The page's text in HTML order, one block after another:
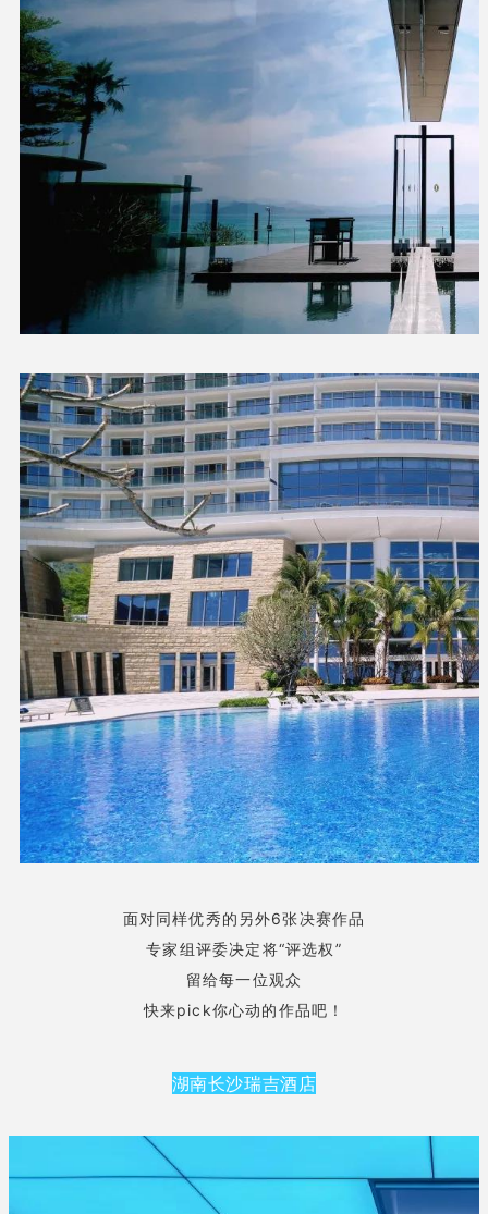
面对同样优秀的另外6张决赛作品
专家组评委决定将“评选权”
留给每一位观众
快来pick你心动的作品吧！
湖南长沙瑞吉酒店